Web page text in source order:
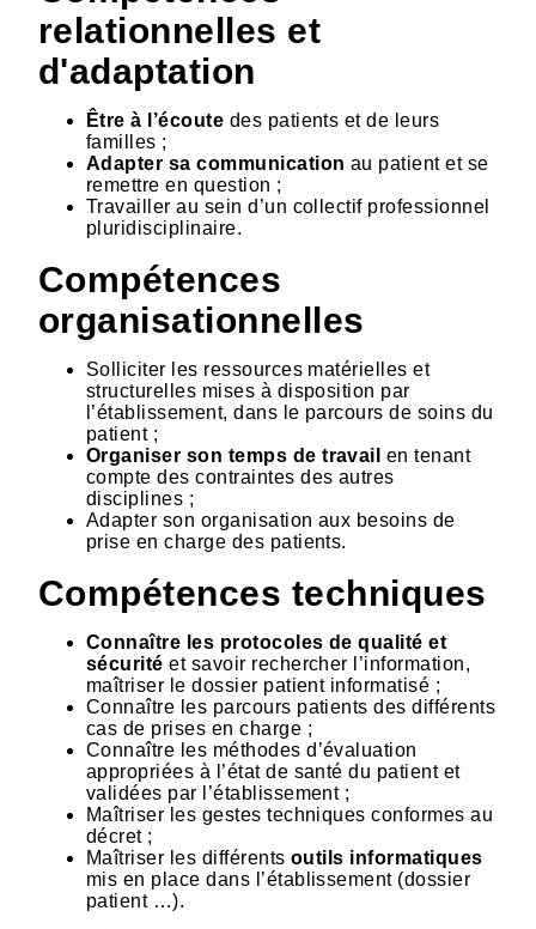
relationnelles et
d'adaptation
Être à l’écoute des patients et de leurs
familles ;
Adapter sa communication au patient et se
remettre en question ;
Travailler au sein d’un collectif professionnel
pluridisciplinaire.
Compétences
organisationnelles
Solliciter les ressources matérielles et
structurelles mises à disposition par
l’établissement, dans le parcours de soins du
patient ;
Organiser son temps de travail en tenant
compte des contraintes des autres
disciplines ;
Adapter son organisation aux besoins de
prise en charge des patients.
Compétences techniques
Connaître les protocoles de qualité et
sécurité et savoir rechercher l’information,
maîtriser le dossier patient informatisé ;
Connaître les parcours patients des différents
cas de prises en charge ;
Connaître les méthodes d’évaluation
appropriées à l’état de santé du patient et
validées par l’établissement ;
Maîtriser les gestes techniques conformes au
décret ;
Maîtriser les différents outils informatiques
mis en place dans l’établissement (dossier
patient …).